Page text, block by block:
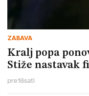
ZABAVA
Kralj popa
Stiže nastavak
pre18sati